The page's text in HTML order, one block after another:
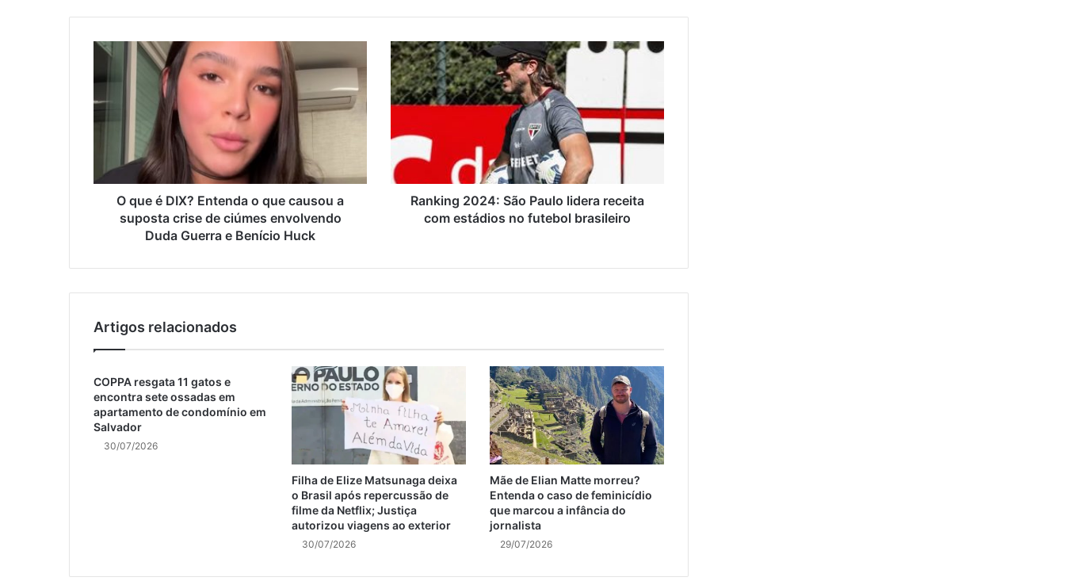
O que é DIX? Entenda o que causou a
suposta crise de ciúmes envolvendo
Duda Guerra e Benício Huck
Ranking 2024: São Paulo lidera receita
com estádios no futebol brasileiro
Artigos relacionados
COPPA resgata 11 gatos e
encontra sete ossadas em
apartamento de condomínio em
Salvador
30/07/2026
Filha de Elize Matsunaga deixa
o Brasil após repercussão de
filme da Netflix; Justiça
autorizou viagens ao exterior
30/07/2026
Mãe de Elian Matte morreu?
Entenda o caso de feminicídio
que marcou a infância do
jornalista
29/07/2026